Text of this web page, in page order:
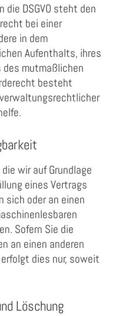
die DSGVO steht den
bei einer
in dem
Aufenthalts, ihres
mutmaßlichen
besteht
wir auf Grundlage
eines Vertrags
sich oder an einen
Sofern Sie die
an einen anderen
dies nur, soweit
Löschung